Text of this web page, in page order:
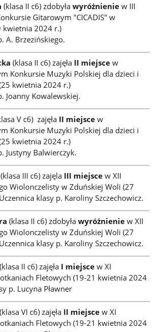
(klasa II c6) zdobyławyróżnieniew III
Gitarowym "CICADIS" w
kwietnia 2024 r.)
A. Brzezińskiego.
(klasa II c6) zajęła II miejsce w
Konkursie Muzyki Polskiej dla dzieci i
kwietnia 2024 r.)
Joanny Kowalewskiej.
V c6) zajęła II miejsce w
Konkursie Muzyki Polskiej dla dzieci i
kwietnia 2024 r.)
Justyny Balwierczyk.
(klasa III c6) zajęla III miejsce w XII
Wiolonczelisty w Zduńskiej Woli (27
klasy p. Karoliny Szczechowicz.
(klasa II c6) zdobyławyróżnienie w XII
Wiolonczelisty w Zduńskiej Woli (27
klasy p. Karoliny Szczechowicz.
(klasa II c6) zajęła I miejsce w XI
Fletowych (19-21 kwietnia 2024
p. Lucyna Pławner
(klasa VI c6) zajęła II miejsce w XI
Fletowych (19-21 kwietnia 2024